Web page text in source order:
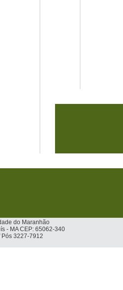
do Maranhão
- MA CEP: 65062-340
3227-7912